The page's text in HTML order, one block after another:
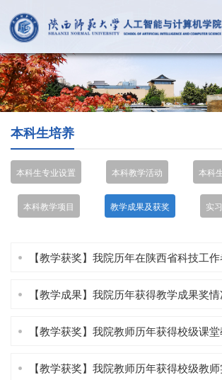
本科生培养
本科生专业设置 本科教学活动 本科
本科教学项目 教学成果及获奖 实
【教学成果】我院历年获得教学成果奖